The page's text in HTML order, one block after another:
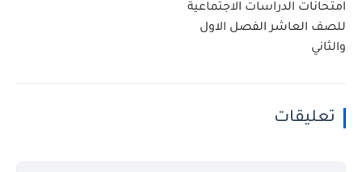
امتحانات الدراسات الاجتماعية
للصف العاشر الفصل الاول
والثاني
تعليقات